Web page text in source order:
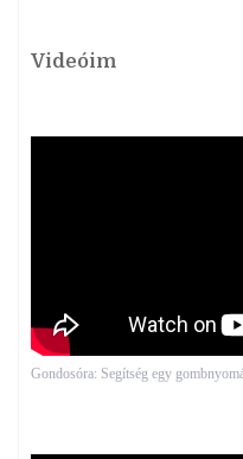
Videóim
Gondosóra: Segítség egy